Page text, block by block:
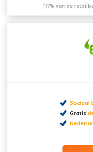
*77% van de
Sociaal
Gratis